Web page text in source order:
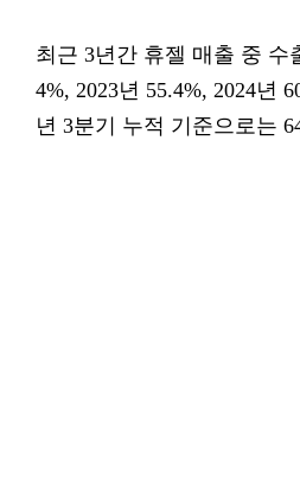
최근 3년간 휴젤 매출 중 수
4%, 2023년 55.4%, 2024년
년 3분기 누적 기준으로는